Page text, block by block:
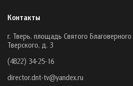
Контакты
г. Тверь, площадь Святого
Тверского, д. 3
(4822) 34-25-16
director.dnt-tv@yandex.ru